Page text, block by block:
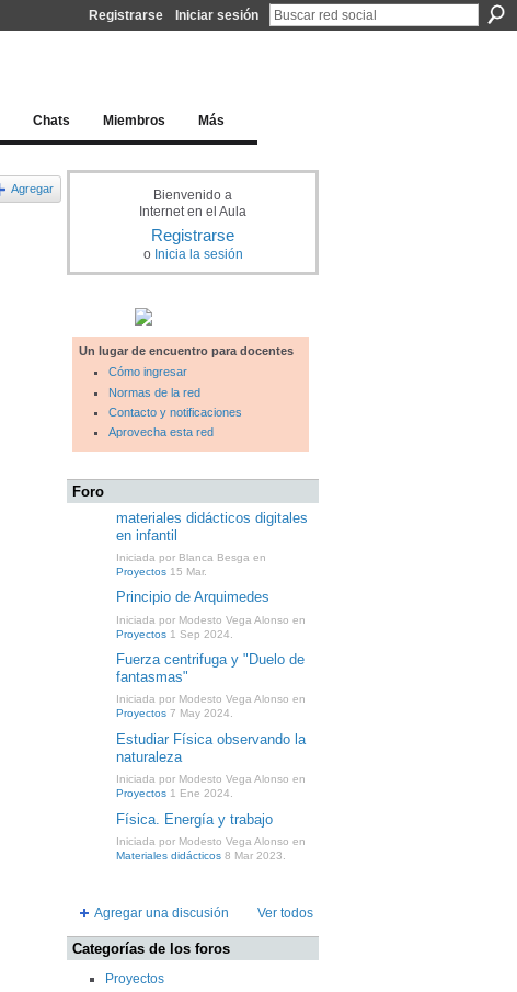
Registrarse Iniciar sesión
Chats Miembros Más
Agregar
Bienvenido a
Internet en el Aula
Registrarse
o Inicia la sesión
Un lugar de encuentro para docentes
Cómo ingresar
Normas de la red
Contacto y notificaciones
Aprovecha esta red
Foro
materiales didácticos digitales
en infantil
Iniciada por Blanca Besga en
Proyectos 15 Mar.
Principio de Arquimedes
Iniciada por Modesto Vega Alonso en
Proyectos 1 Sep 2024.
Fuerza centrifuga y "Duelo de
fantasmas"
Iniciada por Modesto Vega Alonso en
Proyectos 7 May 2024.
Estudiar Física observando la
naturaleza
Iniciada por Modesto Vega Alonso en
Proyectos 1 Ene 2024.
Física. Energía y trabajo
Iniciada por Modesto Vega Alonso en
Materiales didácticos 8 Mar 2023.
Agregar una discusión Ver todos
Categorías de los foros
Proyectos